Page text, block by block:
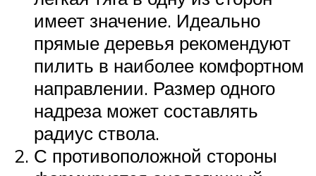
имеет значение. Идеально
прямые деревья рекомендуют
пилить в наиболее комфортном
направлении. Размер одного
надреза может составлять
радиус ствола.
С противоположной стороны